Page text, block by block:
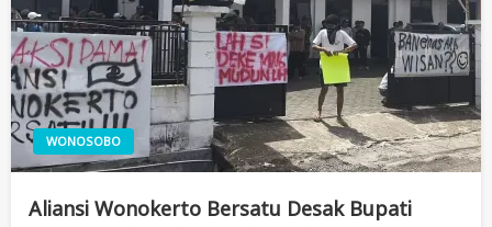
WONOSOBO
Aliansi Wonokerto Bersatu Desak Bupati